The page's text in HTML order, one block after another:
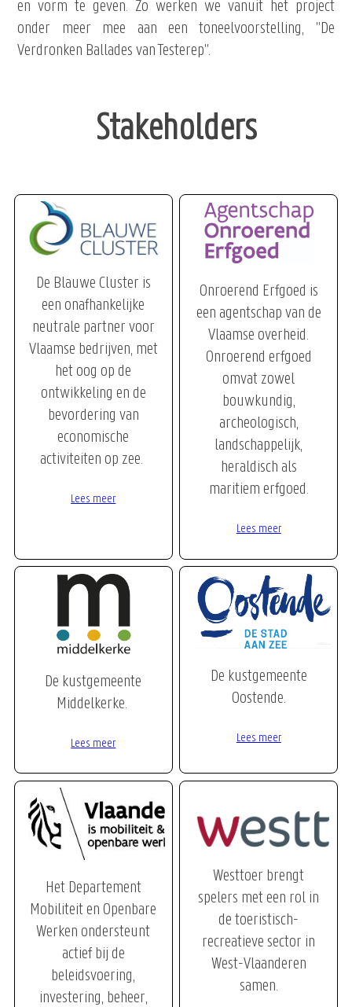
en vorm te geven. Zo werken we vanuit het project
onder meer mee aan een toneelvoorstelling, "De
Verdronken Ballades van Testerep".
Stakeholders
De Blauwe Cluster is
een onafhankelijke
neutrale partner voor
Vlaamse bedrijven, met
het oog op de
ontwikkeling en de
bevordering van
economische
activiteiten op zee.
Lees meer
Onroerend Erfgoed is
een agentschap van de
Vlaamse overheid.
Onroerend erfgoed
omvat zowel
bouwkundig,
archeologisch,
landschappelijk,
heraldisch als
maritiem erfgoed.
Lees meer
De kustgemeente
Middelkerke.
Lees meer
De kustgemeente
Oostende.
Lees meer
Het Departement
Mobiliteit en Openbare
Werken ondersteunt
actief bij de
beleidsvoering,
investering, beheer,
Westtoer brengt
spelers met een rol in
de toeristisch-
recreatieve sector in
West-Vlaanderen
samen.